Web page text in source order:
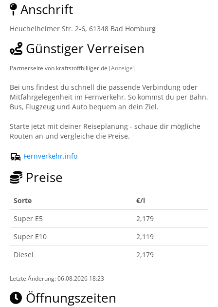
Anschrift
Heuchelheimer Str. 2-6, 61348 Bad Homburg
Günstiger Verreisen
Partnerseite von kraftstoffbilliger.de [Anzeige]
Bei uns findest du schnell die passende Verbindung oder
Mitfahrgelegenheit im Fernverkehr. So kommst du per Bahn,
Bus, Flugzeug und Auto bequem an dein Ziel.
Starte jetzt mit deiner Reiseplanung - schaue dir mögliche
Routen an und vergleiche die Preise.
Fernverkehr.info
Preise
Sorte
€/l
Super E5
2,179
Super E10
2,119
Diesel
2,179
Letzte Änderung: 06.08.2026 18:23
Öffnungszeiten